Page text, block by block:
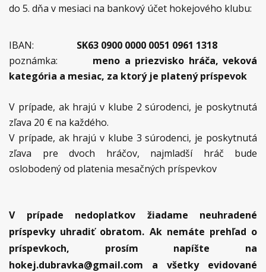
do 5. dňa v mesiaci na bankový účet hokejového klubu:
IBAN: SK63 0900 0000 0051 0961 1318
poznámka:
meno a priezvisko hráča, veková
kategória a mesiac, za ktorý je platený príspevok
V prípade, ak hrajú v klube 2 súrodenci, je poskytnutá
zľava 20 € na každého.
V prípade, ak hrajú v klube 3 súrodenci, je poskytnutá
zľava pre dvoch hráčov, najmladší hráč bude
oslobodený od platenia mesačných príspevkov
V prípade nedoplatkov žiadame neuhradené
príspevky uhradiť obratom. Ak nemáte prehľad o
príspevkoch, prosím napíšte na
hokej.dubravka@gmail.com a všetky evidované